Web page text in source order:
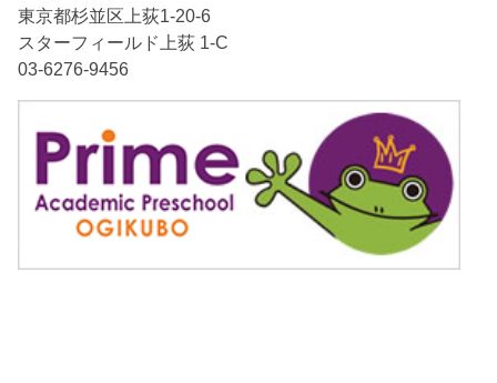
東京都杉並区上荻1-20-6
スターフィールド上荻 1-C
03-6276-9456